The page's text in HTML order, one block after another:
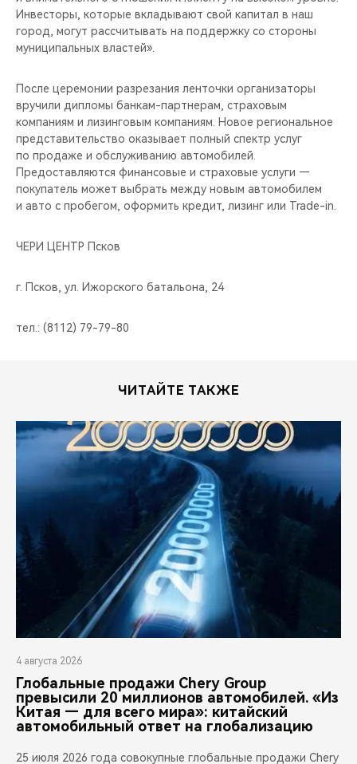
Инвесторы, которые вкладывают свой капитал в наш
город, могут рассчитывать на поддержку со стороны
муниципальных властей».
После церемонии разрезания ленточки организаторы
вручили дипломы банкам-партнерам, страховым
компаниям и лизинговым компаниям. Новое региональное
представительство оказывает полный спектр услуг
по продаже и обслуживанию автомобилей.
Предоставляются финансовые и страховые услуги —
покупатель может выбрать между новым автомобилем
и авто с пробегом, оформить кредит, лизинг или Trade-in.
ЧЕРИ ЦЕНТР Псков
г. Псков, ул. Ижорского батальона, 24
тел.: (8112) 79-79-80
ЧИТАЙТЕ ТАКЖЕ
4 августа 2026
Глобальные продажи Chery Group
превысили 20 миллионов автомобилей. «Из
Китая — для всего мира»: китайский
автомобильный ответ на глобализацию
25 июля 2026 года совокупные глобальные продажи Chery